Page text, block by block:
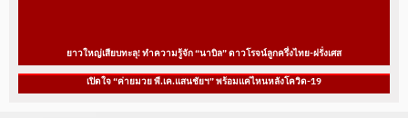
ยาวใหญ่เสียบทะลุ! ทำความรู้จัก “นาบิล” ดาวโรจน์ลูกครึ่งไทย-ฝรั่งเศส
เปิดใจ “ค่ายมวย พี.เค.แสนชัยฯ” พร้อมแค่ไหนหลังโควิด-19